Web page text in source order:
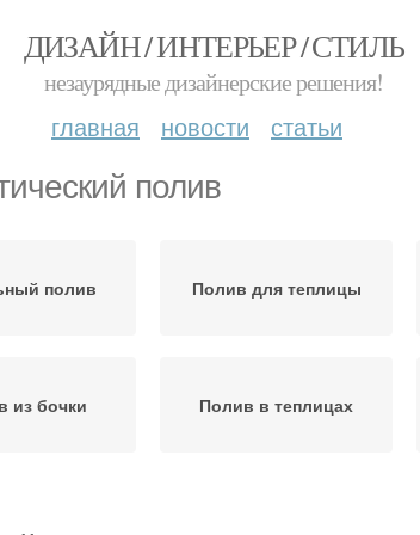
ДИЗАЙН / ИНТЕРЬЕР / СТИЛЬ
незаурядные дизайнерские решения!
главная новости статьи
полив
полив Полив для теплицы
из бочки Полив в теплицах